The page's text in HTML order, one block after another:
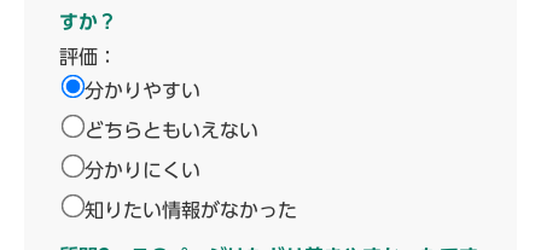
すか？
評価：
分かりやすい
どちらともいえない
分かりにくい
知りたい情報がなかった